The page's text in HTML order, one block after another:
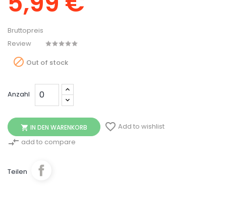
Bruttopreis
Review
 Out of stock
Anzahl
 IN DEN WARENKORB  Add to wishlist
compare_arrows add to compare
Teilen